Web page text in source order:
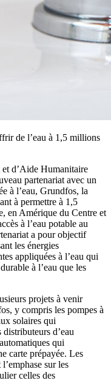
de l’eau à 1,5 millions
d’Aide Humanitaire
partenariat avec un
à l’eau, Grundfos, la
à permettre à 1,5
en Amérique du Centre et
à l’eau potable au
a pour objectif
les énergies
appliquées à l’eau qui
à l’eau que les
projets à venir
y compris les pompes à
solaires qui
d’eau
qui
carte prépayée. Les
sur les
celles des